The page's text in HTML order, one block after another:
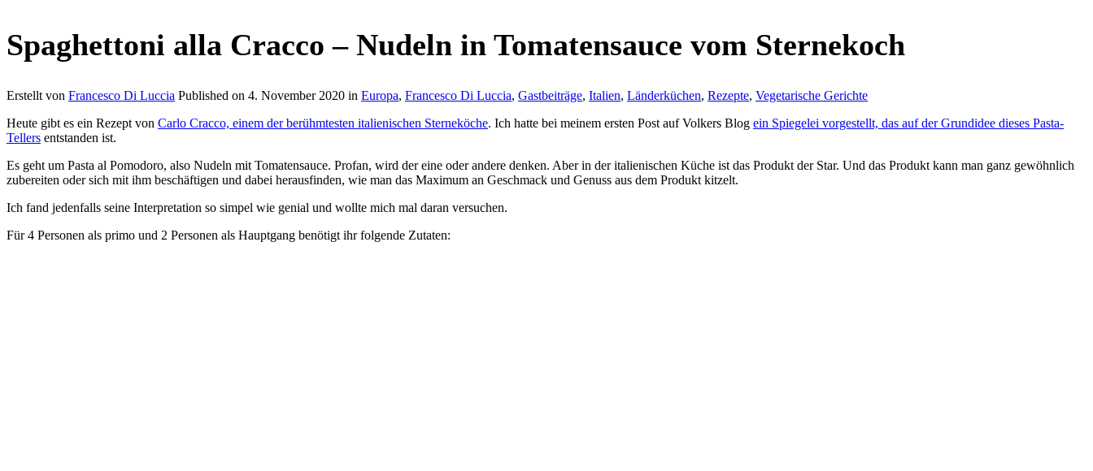
Spaghettoni alla Cracco – Nudeln in Tomatensauce vom Sternekoch
Erstellt von Francesco Di Luccia Published on 4. November 2020 in Europa, Francesco Di Luccia, Gastbeiträge, Italien, Länderküchen, Rezepte, Vegetarische Gerichte
Heute gibt es ein Rezept von Carlo Cracco, einem der berühmtesten italienischen Sterneköche. Ich hatte bei meinem ersten Post auf Volkers Blog ein Spiegelei vorgestellt, das auf der Grundidee dieses Pasta-
Tellers entstanden ist.
Es geht um Pasta al Pomodoro, also Nudeln mit Tomatensauce. Profan, wird der eine oder andere denken. Aber in der italienischen Küche ist das Produkt der Star. Und das Produkt kann man ganz gewöhnlich
zubereiten oder sich mit ihm beschäftigen und dabei herausfinden, wie man das Maximum an Geschmack und Genuss aus dem Produkt kitzelt.
Ich fand jedenfalls seine Interpretation so simpel wie genial und wollte mich mal daran versuchen.
Für 4 Personen als primo und 2 Personen als Hauptgang benötigt ihr folgende Zutaten: